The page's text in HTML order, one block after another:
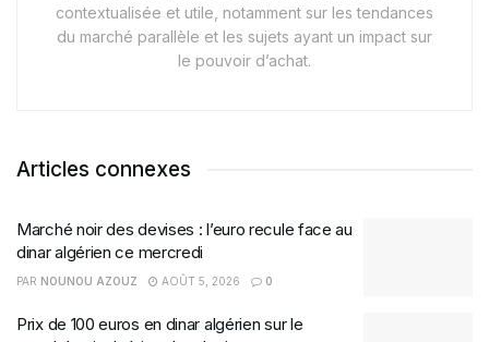
contextualisée et utile, notamment sur les tendances
du marché parallèle et les sujets ayant un impact sur
le pouvoir d’achat.
Articles connexes
Marché noir des devises : l’euro recule face au
dinar algérien ce mercredi
PAR NOUNOU AZOUZ AOÛT 5, 2026 0
Prix de 100 euros en dinar algérien sur le